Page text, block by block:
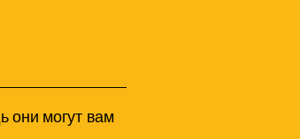
они могут вам